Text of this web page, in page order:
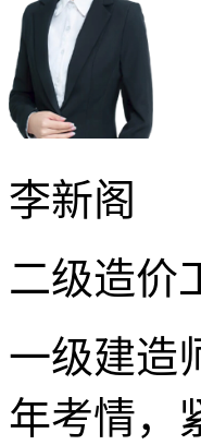
李新阁
二级造价
一级建造
年考情，